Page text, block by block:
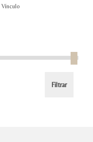
Vínculo
Filtrar